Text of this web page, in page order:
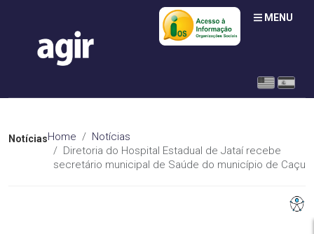
MENU
NotíciasHome
Notícias
Diretoria do Hospital Estadual de Jataí recebe
secretário municipal de Saúde do município de Caçu